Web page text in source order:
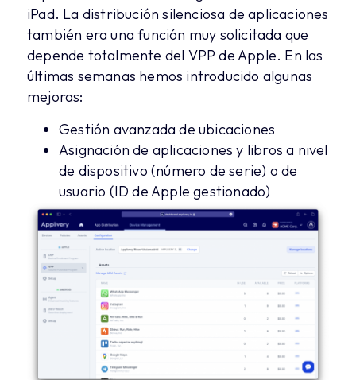
iPad. La distribución silenciosa de aplicaciones
también era una función muy solicitada que
depende totalmente del VPP de Apple. En las
últimas semanas hemos introducido algunas
mejoras:
Gestión avanzada de ubicaciones
Asignación de aplicaciones y libros a nivel
de dispositivo (número de serie) o de
usuario (ID de Apple gestionado)